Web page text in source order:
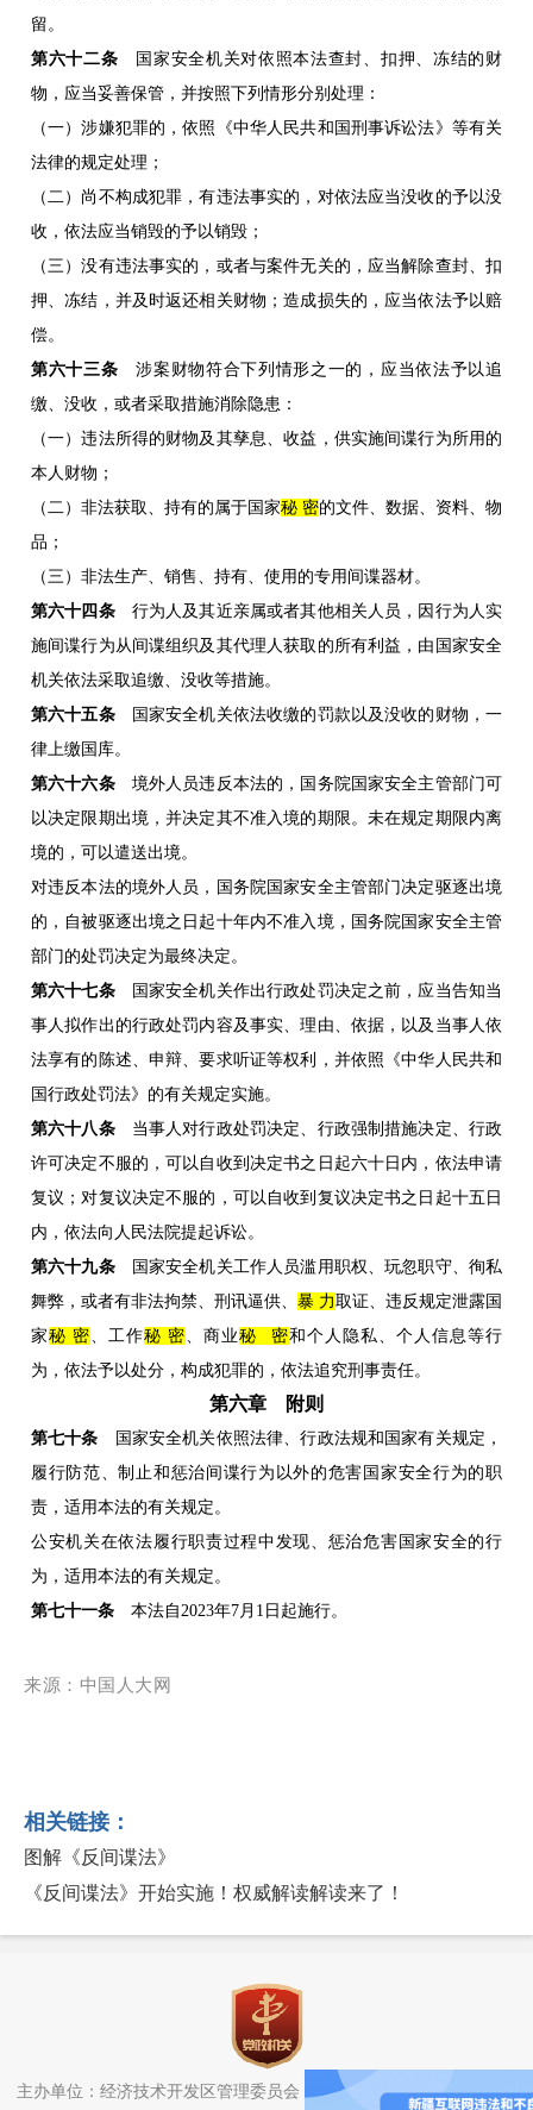
留。
第六十二条 国家安全机关对依照本法查封、扣押、冻结的财
物，应当妥善保管，并按照下列情形分别处理：
（一）涉嫌犯罪的，依照《中华人民共和国刑事诉讼法》等有关
法律的规定处理；
（二）尚不构成犯罪，有违法事实的，对依法应当没收的予以没
收，依法应当销毁的予以销毁；
（三）没有违法事实的，或者与案件无关的，应当解除查封、扣
押、冻结，并及时返还相关财物；造成损失的，应当依法予以赔
偿。
第六十三条 涉案财物符合下列情形之一的，应当依法予以追
缴、没收，或者采取措施消除隐患：
（一）违法所得的财物及其孳息、收益，供实施间谍行为所用的
本人财物；
（二）非法获取、持有的属于国家秘 密的文件、数据、资料、物
品；
（三）非法生产、销售、持有、使用的专用间谍器材。
第六十四条行为人及其近亲属或者其他相关人员，因行为人实
施间谍行为从间谍组织及其代理人获取的所有利益，由国家安全
机关依法采取追缴、没收等措施。
第六十五条国家安全机关依法收缴的罚款以及没收的财物，一
律上缴国库。
第六十六条境外人员违反本法的，国务院国家安全主管部门可
以决定限期出境，并决定其不准入境的期限。未在规定期限内离
境的，可以遣送出境。
对违反本法的境外人员，国务院国家安全主管部门决定驱逐出境
的，自被驱逐出境之日起十年内不准入境，国务院国家安全主管
部门的处罚决定为最终决定。
第六十七条国家安全机关作出行政处罚决定之前，应当告知当
事人拟作出的行政处罚内容及事实、理由、依据，以及当事人依
法享有的陈述、申辩、要求听证等权利，并依照《中华人民共和
国行政处罚法》的有关规定实施。
第六十八条当事人对行政处罚决定、行政强制措施决定、行政
许可决定不服的，可以自收到决定书之日起六十日内，依法申请
复议；对复议决定不服的，可以自收到复议决定书之日起十五日
内，依法向人民法院提起诉讼。
第六十九条国家安全机关工作人员滥用职权、玩忽职守、徇私
舞弊，或者有非法拘禁、刑讯逼供、 暴 力取证、违反规定泄露国
家秘 密、工作秘 密、商业秘 密和个人隐私、个人信息等行
为，依法予以处分，构成犯罪的，依法追究刑事责任。
第六章 附则
第七十条 国家安全机关依照法律、行政法规和国家有关规定，
履行防范、制止和惩治间谍行为以外的危害国家安全行为的职
责，适用本法的有关规定。
公安机关在依法履行职责过程中发现、惩治危害国家安全的行
为，适用本法的有关规定。
第七十一条 本法自2023年7月1日起施行。
来源：中国人大网
相关链接：
图解《反间谍法》
《反间谍法》开始实施！权威解读解读来了！
主办单位：经济技术开发区管理委员会（头屯河区人民政府）办公室